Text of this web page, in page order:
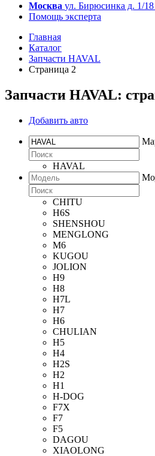
Москва ул. Бирюсинка д. 1/18
Помощь эксперта
Главная
Каталог
Запчасти HAVAL
Страница 2
Запчасти HAVAL:
Добавить авто
HAVAL
CHITU
H6S
SHENSHOU
MENGLONG
M6
KUGOU
JOLION
H9
H8
H7L
H7
H6
CHULIAN
H5
H4
H2S
H2
H1
H-DOG
F7X
F7
F5
DAGOU
XIAOLONG